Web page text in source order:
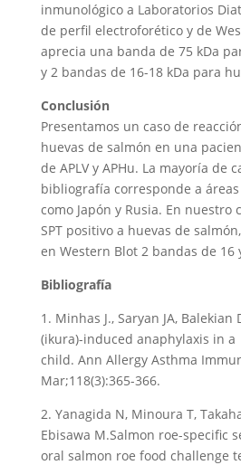
inmunológico a Laboratorios
de perfil electroforético y de
aprecia una banda de 75 kDa
y 2 bandas de 16-18 kDa para
Conclusión
Presentamos un caso de
huevas de salmón en una
de APLV y APHu. La mayoría de
bibliografía corresponde a
como Japón y Rusia. En nuestro
SPT positivo a huevas de
en Western Blot 2 bandas de 16
Bibliografía
1. Minhas J., Saryan JA, Balekian
(ikura)-induced anaphylaxis in a
child. Ann Allergy Asthma
Mar;118(3):365-366.
2. Yanagida N, Minoura T,
Ebisawa M.Salmon roe-specific
oral salmon roe food challenge